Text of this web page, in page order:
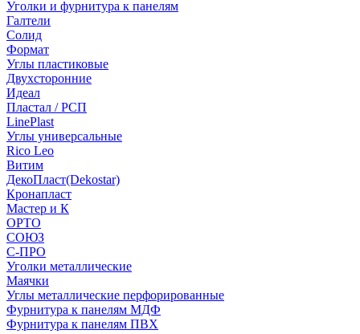
Уголки и фурнитура к панелям
Галтели
Солид
Формат
Углы пластиковые
Двухсторонние
Идеал
Пластал / РСП
LinePlast
Углы универсальные
Rico Leo
Витим
ДекоПласт(Dekostar)
Кронапласт
Мастер и К
ОРТО
СОЮЗ
С-ПРО
Уголки металлические
Маячки
Углы металлические перфорированные
Фурнитура к панелям МДФ
Фурнитура к панелям ПВХ